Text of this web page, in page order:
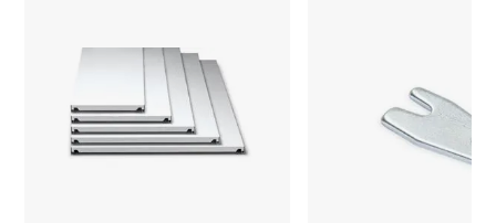
Lagerhylla